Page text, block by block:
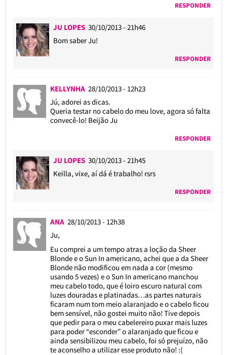
RESPONDER
JU LOPES 30/10/2013 - 21h46
Bom saber Ju!
RESPONDER
KELLYNHA 28/10/2013 - 12h23
Jú, adorei as dicas.
Queria testar no cabelo do meu love, agora só falta
convecê-lo! Beijão Ju
RESPONDER
JU LOPES 30/10/2013 - 21h45
Keilla, vixe, aí dá é trabalho! rsrs
RESPONDER
ANA 28/10/2013 - 12h38
Ju,
Eu comprei a um tempo atras a loção da Sheer
Blonde e o Sun In americano, achei que a da Sheer
Blonde não modificou em nada a cor (mesmo
usando 5 vezes) e o Sun In americano manchou
meu cabelo todo, que é loiro escuro natural com
luzes douradas e platinadas…as partes naturais
ficaram num tom meio alaranjado e o cabelo ficou
bem sensível, não gostei muito não! Tive depois
que pedir para o meu cabelereiro puxar mais luzes
para poder “esconder” o alaranjado que ficou e
ainda sensibilizou meu cabelo, foi só prejuízo, não
te aconselho a utilizar esse produto não! :(